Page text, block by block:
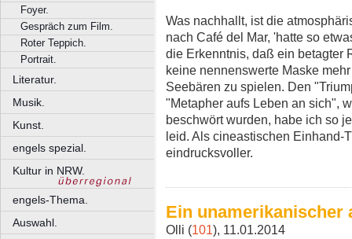
Foyer.
Gespräch zum Film.
Roter Teppich.
Portrait.
Literatur.
Musik.
Kunst.
engels spezial.
Kultur in NRW.
engels-Thema.
Auswahl.
Was nachhallt, ist die
nach Café del Mar, 'hatte so
die Erkenntnis, daß ein betagter
keine nennenswerte Maske
Seebären zu spielen. Den
"Metapher aufs Leben an sich",
beschwört wurden, habe ich so
leid. Als cineastischen Einhand-
eindrucksvoller.
Ein unamerikanischer
Olli (101), 11.01.2014